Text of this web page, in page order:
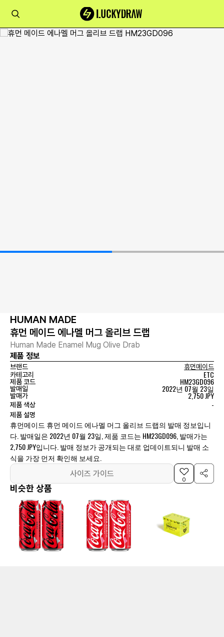
HUMAN MADE
휴먼 메이드 에나멜 머그 올리브 드랩
Human Made Enamel Mug Olive Drab
제품 정보
브랜드
휴먼메이드
카테고리
ETC
제품 코드 HM23GD096
발매일 2022년 07월 23일
발매가 2,750 JPY
제품 색상 -
제품 설명
휴먼메이드 휴먼 메이드 에나멜 머그 올리브 드랩의 발매 정보입니
다. 발매일은 2022년 07월 23일, 제품 코드는 HM23GD096, 발매가는
2,750 JPY입니다. 발매 정보가 공개되는 대로 업데이트되니 발매 소
식을 가장 먼저 확인해 보세요.
사이즈 가이드
0
비슷한 상품